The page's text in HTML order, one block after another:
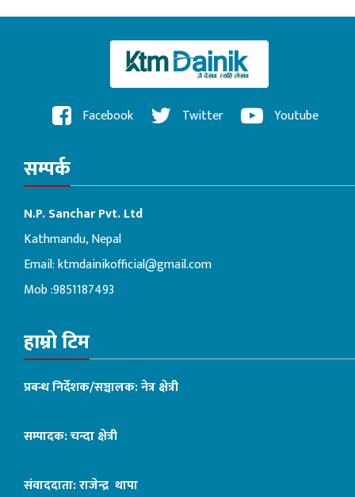
Facebook Twitter Youtube
सम्पर्क
N.P. Sanchar Pvt. Ltd
Kathmandu, Nepal
Email:ktmdainikofficial@gmail.com
Mob :9851187493
हाम्रो टिम
प्रबन्ध निर्देशक/सञ्चालक: नेत्र क्षेत्री
सम्पादक: चन्दा क्षेत्री
संवाददाता: राजेन्द्र थापा